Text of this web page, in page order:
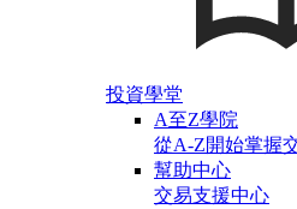
投資學堂
A至Z學院
從A-Z開始掌握
幫助中心
交易支援中心